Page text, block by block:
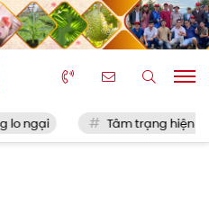
Tâm trạng hiện tại của